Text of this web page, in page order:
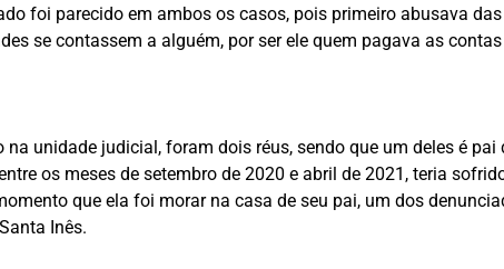
foi parecido em ambos os casos, pois primeiro abusava
se contassem a alguém, por ser ele quem pagava as
na unidade judicial, foram dois réus, sendo que um deles é
os meses de setembro de 2020 e abril de 2021, teria
que ela foi morar na casa de seu pai, um dos
Inês.